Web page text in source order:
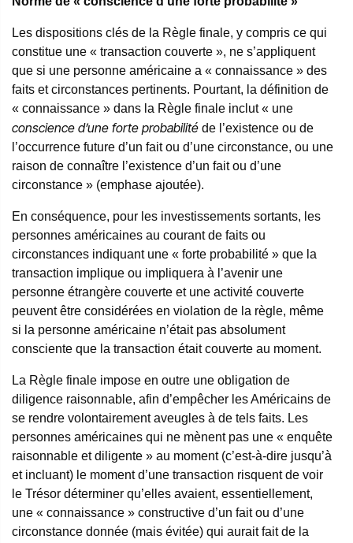
Les dispositions clés de la Règle finale, y compris ce qui
constitue une « transaction couverte », ne s’appliquent
que si une personne américaine a « connaissance » des
faits et circonstances pertinents. Pourtant, la définition de
« connaissance » dans la Règle finale inclut « une
conscience d’une forte probabilité de l’existence ou de
l’occurrence future d’un fait ou d’une circonstance, ou une
raison de connaître l’existence d’un fait ou d’une
circonstance » (emphase ajoutée).
En conséquence, pour les investissements sortants, les
personnes américaines au courant de faits ou
circonstances indiquant une « forte probabilité » que la
transaction implique ou impliquera à l’avenir une
personne étrangère couverte et une activité couverte
peuvent être considérées en violation de la règle, même
si la personne américaine n’était pas absolument
consciente que la transaction était couverte au moment.
La Règle finale impose en outre une obligation de
diligence raisonnable, afin d’empêcher les Américains de
se rendre volontairement aveugles à de tels faits. Les
personnes américaines qui ne mènent pas une « enquête
raisonnable et diligente » au moment (c’est-à-dire jusqu’à
et incluant) le moment d’une transaction risquent de voir
le Trésor déterminer qu’elles avaient, essentiellement,
une « connaissance » constructive d’un fait ou d’une
circonstance donnée (mais évitée) qui aurait fait de la